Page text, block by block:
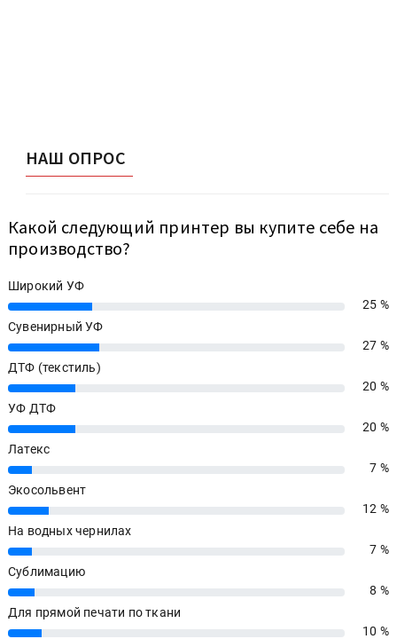
НАШ ОПРОС
Какой следующий принтер вы купите себе на
производство?
Широкий УФ
25%
25 %
Сувенирный УФ
27%
27 %
ДТФ (текстиль)
20%
20 %
УФ ДТФ
20%
20 %
Латекс
7%
7 %
Экосольвент
12%
12 %
На водных чернилах
7%
7 %
Сублимацию
8%
8 %
Для прямой печати по ткани
10%
10 %